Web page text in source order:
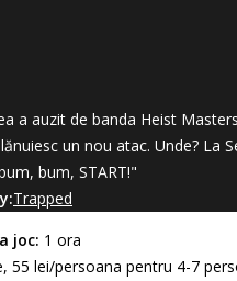
a auzit de banda Heist
un nou atac. Unde?
bum, START!"
Trapped
joc: 1 ora
55 lei/persoana pentru 4-7